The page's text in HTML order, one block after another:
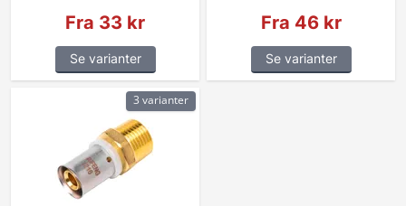
Fra 33 kr
Se varianter
Fra 46 kr
Se varianter
3 varianter